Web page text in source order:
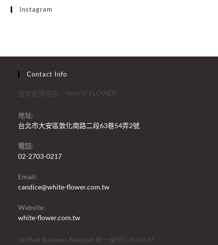
Instagram
Contact Info
台北乾燥花店｜WHITE FLOWER
地址:
台北市大安區敦化南路二段63巷54弄2號
電話:
02-2703-0217
Email:
candice@white-flower.com.tw
Website:
white-flower.com.tw
Unified Business Number 統一編號52824687